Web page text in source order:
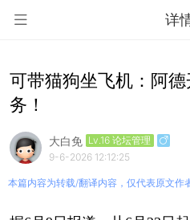
详
可带猫狗坐飞机：阿
务！
大白免 Lv.16 论坛管理
9-6-2026 12:12:25
本篇内容为转载/翻译内容，仅代表原文作